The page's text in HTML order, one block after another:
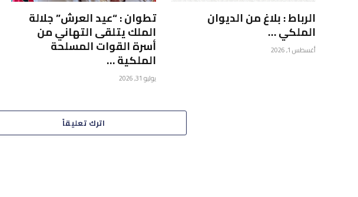
الرباط : بلاغ من الديوان
الملكي …
أغسطس 1, 2026
تطوان : “عيد العرش” جلالة
الملك يتلقى التهاني من
أسرة القوات المسلحة
الملكية …
يوليو 31, 2026
اترك تعليقاً